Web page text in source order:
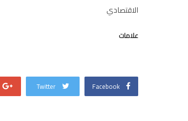
الاقتصادي
علامات
Facebook
Twitter